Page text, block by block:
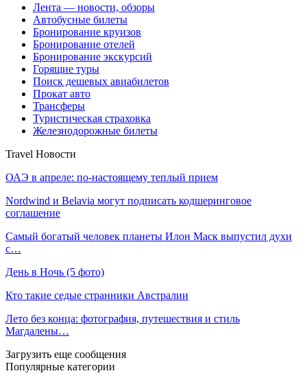
Лента — новости, обзоры
Автобусные билеты
Бронирование круизов
Бронирование отелей
Бронирование экскурсий
Горящие туры
Поиск дешевых авиабилетов
Прокат авто
Трансферы
Туристическая страховка
Железнодорожные билеты
Travel Новости
ОАЭ в апреле: по-настоящему теплый прием
Nordwind и Belavia могут подписать кодшеринговое
соглашение
Самый богатый человек планеты Илон Маск выпустил духи
с…
День в Ночь (5 фото)
Кто такие седые странники Австралии
Лето без конца: фотография, путешествия и стиль
Магдалены…
Загрузить еще сообщения
Популярные категории